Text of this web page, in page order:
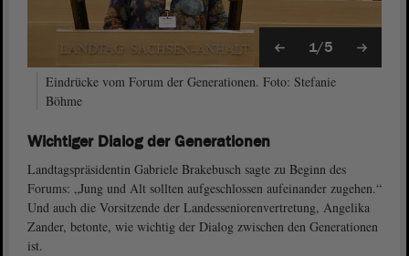
1/5
Eindrücke vom Forum der Generationen. Foto: Stefanie
Böhme
Wichtiger Dialog der Generationen
Landtagspräsidentin Gabriele Brakebusch sagte zu Beginn des
Forums: „Jung und Alt sollten aufgeschlossen aufeinander zugehen.“
Und auch die Vorsitzende der Landesseniorenvertretung, Angelika
Zander, betonte, wie wichtig der Dialog zwischen den Generationen
ist.